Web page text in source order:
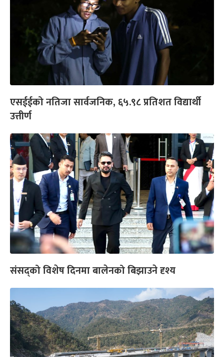
एसईईको नतिजा सार्वजनिक, ६५.९८ प्रतिशत विद्यार्थी
उत्तीर्ण
संसद्को विशेष दिनमा बालेनको बिझाउने दृश्य